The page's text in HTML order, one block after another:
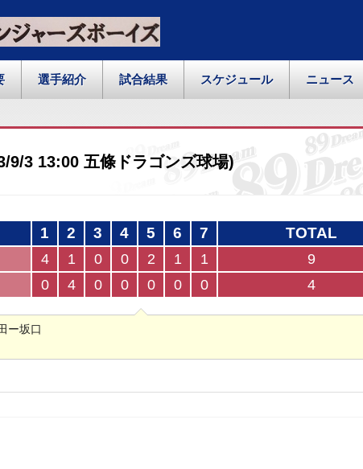
選手紹介 試合結果 スケジュール ニュース
9/3 13:00 五條ドラゴンズ球場)
1 2 3 4 5 6 7 TOTAL
4 1 0 0 2 1 1 9
0 4 0 0 0 0 0 4
ー坂口